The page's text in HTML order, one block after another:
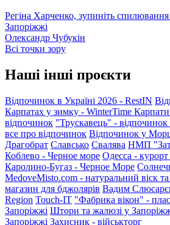
Регіна Харченко, зупиніть
Запоріжжі
Олександр Чубукін
Всі точки зору
Наші інші проєкти
Відпочинок в Україні 2026 - RestIN
Карпатах у зимку - WinterTime
відпочинок "Трускавець" - відпочинок
все про відпочинок Відпочинок у
Драгобрат Славсько Свалява НМП
Коблево - Черное море Одесса -
Каролино-Бугаз - Черное Море
MedoveMisto.com - натуральний віск
магазин для бджолярів Вадим
Region Touch-IT "Фабрика вікон" -
Запоріжжі Штори та жалюзі у
Запоріжжі Захисник - військторг